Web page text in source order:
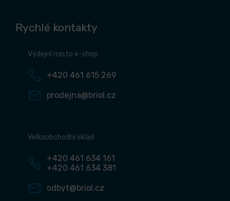
Rychlé kontakty
Výdejní místo e-shop
+420 461 615 269
prodejna@briol.cz
Velkoobchodní sklad
+420 461 634 161
+420 461 634 381
odbyt@briol.cz